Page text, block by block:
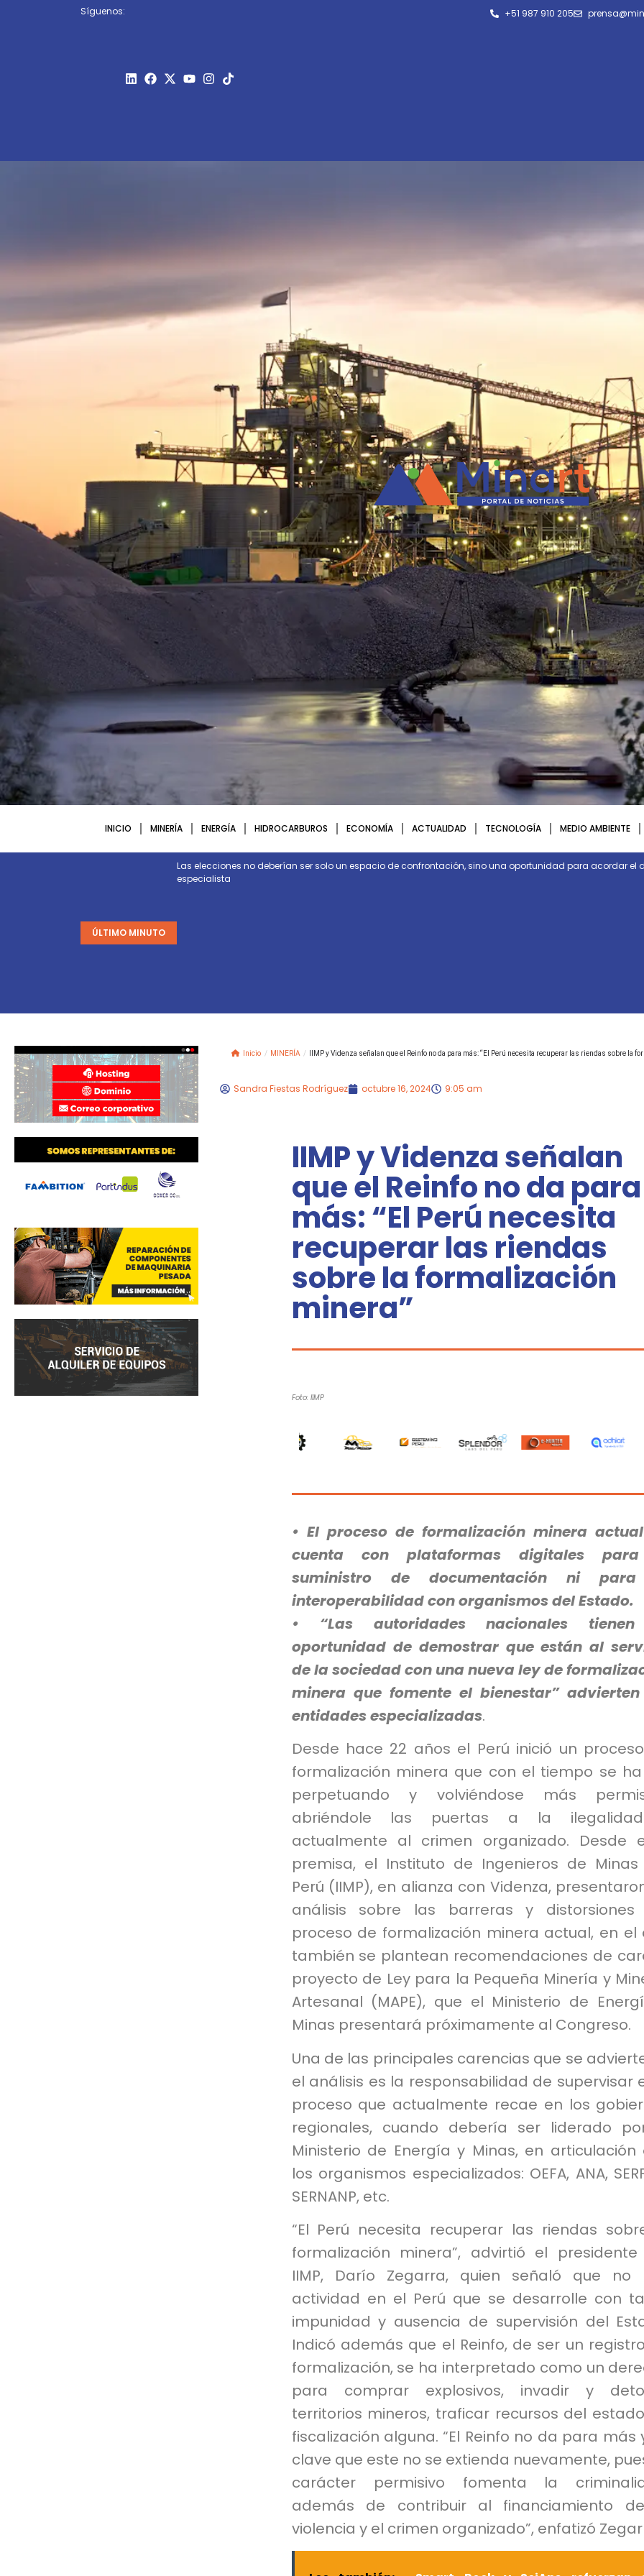
Síguenos: +51 987 910 205
INICIO MINERÍA ENERGÍA HIDROCARBUROS ECONOMÍA ACTUALIDAD TECNOLOGÍA MEDIO AMBIENTE
ÚLTIMO MINUTO
Las elecciones no deberían ser solo un espacio de confrontación, sino una oportunidad para acordar el
especialista
Inicio / MINERÍA / IIMP y Videnza señalan que el Reinfo no da para más: “El Perú necesita recuperar las riendas sobre la
Sandra Fiestas Rodríguez octubre 16, 2024 9:05 am
IIMP y Videnza señalan
que el Reinfo no da para
más: “El Perú necesita
recuperar las riendas
sobre la formalización
minera”
Foto: IIMP
• El proceso de formalización minera
cuenta con plataformas digitales
suministro de documentación ni
interoperabilidad con organismos del Estado.
• “Las autoridades nacionales
oportunidad de demostrar que están al
de la sociedad con una nueva ley de
minera que fomente el bienestar”
entidades especializadas.
Desde hace 22 años el Perú inició un
formalización minera que con el tiempo se
perpetuando y volviéndose más
abriéndole las puertas a la
actualmente al crimen organizado. Desde
premisa, el Instituto de Ingenieros de
Perú (IIMP), en alianza con Videnza,
análisis sobre las barreras y distorsiones
proceso de formalización minera actual, en el
también se plantean recomendaciones de
proyecto de Ley para la Pequeña Minería y
Artesanal (MAPE), que el Ministerio de
Minas presentará próximamente al Congreso.
Una de las principales carencias que se
el análisis es la responsabilidad de supervisar
proceso que actualmente recae en los
regionales, cuando debería ser liderado
Ministerio de Energía y Minas, en articulación
los organismos especializados: OEFA, ANA,
SERNANP, etc.
“El Perú necesita recuperar las riendas
formalización minera”, advirtió el
IIMP, Darío Zegarra, quien señaló que no
actividad en el Perú que se desarrolle con
impunidad y ausencia de supervisión del
Indicó además que el Reinfo, de ser un
formalización, se ha interpretado como un
para comprar explosivos, invadir y
territorios mineros, traficar recursos del
fiscalización alguna. “El Reinfo no da para más
clave que este no se extienda nuevamente,
carácter permisivo fomenta la
además de contribuir al financiamiento
violencia y el crimen organizado”, enfatizó